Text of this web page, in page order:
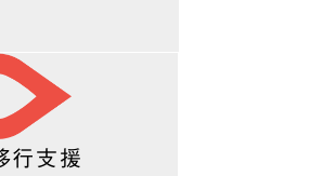
行支援